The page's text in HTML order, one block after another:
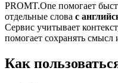
PROMT.One помогает
отдельные слова с
Сервис учитывает
помогает сохранять смысл
Как